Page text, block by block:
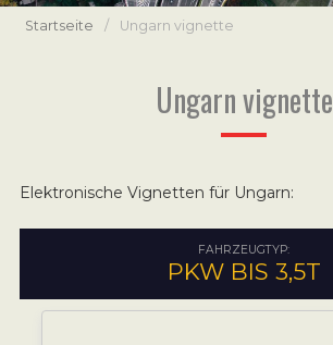
Startseite / Ungarn vignette
Ungarn vignette
Elektronische Vignetten für Ungarn:
FAHRZEUGTYP:
PKW BIS 3,5T